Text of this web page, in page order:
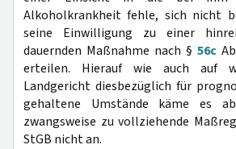
Alkoholkrankheit fehle, sich nicht
seine Einwilligung zu einer
dauernden Maßnahme nach § 56c
erteilen. Hierauf wie auch auf
Landgericht diesbezüglich für
gehaltene Umstände käme es
zwangsweise zu vollziehende
StGB nicht an.